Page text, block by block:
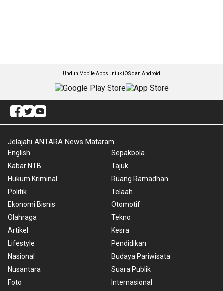
Unduh Mobile Apps untuk iOS dan Android
Jelajahi ANTARA News Mataram
English
Kabar NTB
Hukum Kriminal
Politik
Ekonomi Bisnis
Olahraga
Artikel
Lifestyle
Nasional
Nusantara
Foto
Sepakbola
Tajuk
Ruang Ramadhan
Telaah
Otomotif
Tekno
Kesra
Pendidikan
Budaya Pariwisata
Suara Publik
Internasional